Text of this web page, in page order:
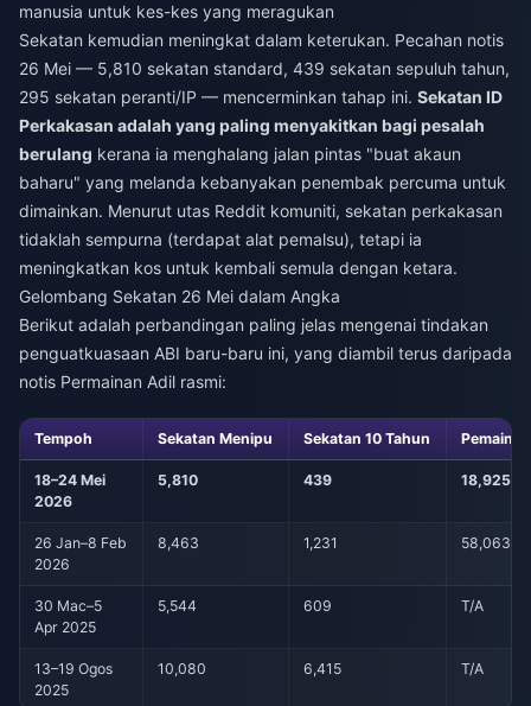
manusia untuk kes-kes yang meragukan
Sekatan kemudian meningkat dalam keterukan. Pecahan notis
26 Mei — 5,810 sekatan standard, 439 sekatan sepuluh tahun,
295 sekatan peranti/IP — mencerminkan tahap ini. Sekatan ID
Perkakasan adalah yang paling menyakitkan bagi pesalah
berulang kerana ia menghalang jalan pintas "buat akaun
baharu" yang melanda kebanyakan penembak percuma untuk
dimainkan. Menurut utas Reddit komuniti, sekatan perkakasan
tidaklah sempurna (terdapat alat pemalsu), tetapi ia
meningkatkan kos untuk kembali semula dengan ketara.
Gelombang Sekatan 26 Mei dalam Angka
Berikut adalah perbandingan paling jelas mengenai tindakan
penguatkuasaan ABI baru-baru ini, yang diambil terus daripada
notis Permainan Adil rasmi:
Tempoh Sekatan Menipu Sekatan 10 Tahun Pemain
18–24 Mei
2026
5,810 439 18,925
26 Jan–8 Feb
2026
8,463 1,231 58,063
30 Mac–5
Apr 2025
5,544 609 T/A
13–19 Ogos
2025
10,080 6,415 T/A